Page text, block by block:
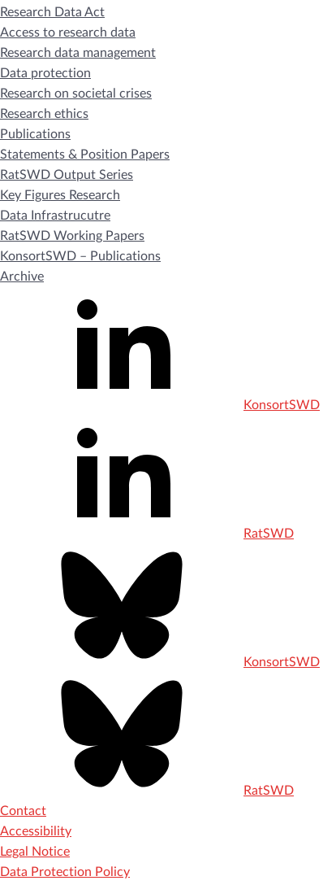
Research Data Act
Access to research data
Research data management
Data protection
Research on societal crises
Research ethics
Publications
Statements & Position Papers
RatSWD Output Series
Key Figures Research
Data Infrastrucutre
RatSWD Working Papers
KonsortSWD – Publications
Archive
KonsortSWD
RatSWD
KonsortSWD
RatSWD
Contact
Accessibility
Legal Notice
Data Protection Policy